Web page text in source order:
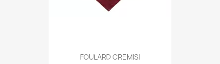
Anteprima
FOULARD CREMISI